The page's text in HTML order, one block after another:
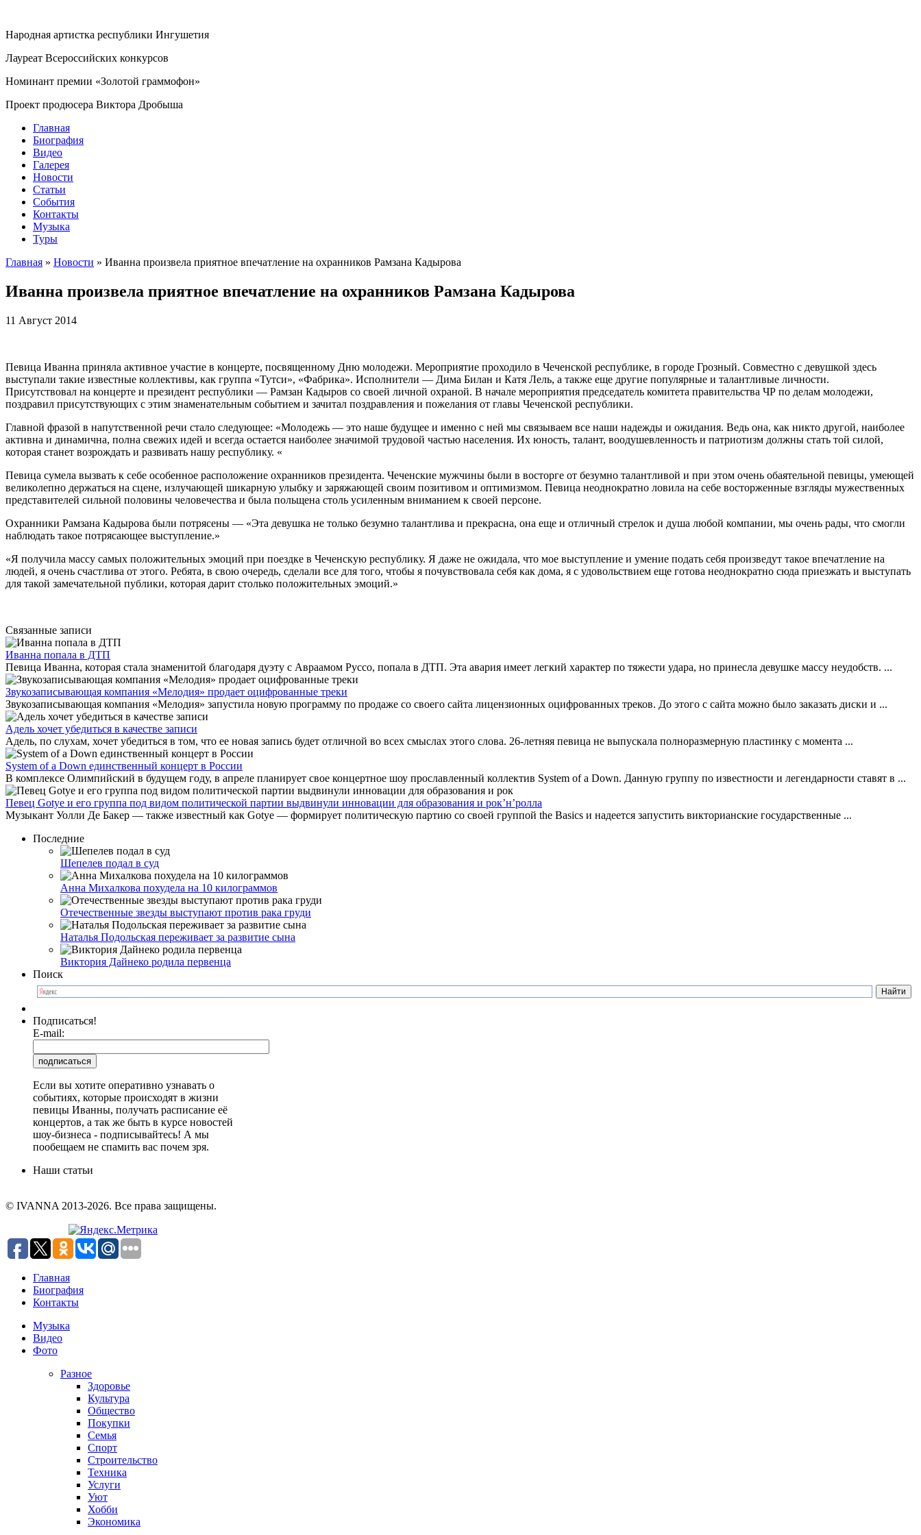
Народная артистка республики Ингушетия
Лауреат Всероссийских конкурсов
Номинант премии «Золотой граммофон»
Проект продюсера Виктора Дробыша
Главная
Биография
Видео
Галерея
Новости
Статьи
События
Контакты
Музыка
Туры
Главная » Новости » Иванна произвела приятное впечатление на охранников Рамзана Кадырова
Иванна произвела приятное впечатление на охранников Рамзана Кадырова
11 Август 2014
Певица Иванна приняла активное участие в концерте, посвященному Дню молодежи. Мероприятие проходило в Чеченской республике, в городе Грозный. Совместно с девушкой здесь
выступали такие известные коллективы, как группа «Тутси», «Фабрика». Исполнители — Дима Билан и Катя Лель, а также еще другие популярные и талантливые личности.
Присутствовал на концерте и президент республики — Рамзан Кадыров со своей личной охраной. В начале мероприятия председатель комитета правительства ЧР по делам молодежи,
поздравил присутствующих с этим знаменательным событием и зачитал поздравления и пожелания от главы Чеченской республики.
Главной фразой в напутственной речи стало следующее: «Молодежь — это наше будущее и именно с ней мы связываем все наши надежды и ожидания. Ведь она, как никто другой, наиболее
активна и динамична, полна свежих идей и всегда остается наиболее значимой трудовой частью населения. Их юность, талант, воодушевленность и патриотизм должны стать той силой,
которая станет возрождать и развивать нашу республику. «
Певица сумела вызвать к себе особенное расположение охранников президента. Чеченские мужчины были в восторге от безумно талантливой и при этом очень обаятельной певицы, умеющей
великолепно держаться на сцене, излучающей шикарную улыбку и заряжающей своим позитивом и оптимизмом. Певица неоднократно ловила на себе восторженные взгляды мужественных
представителей сильной половины человечества и была польщена столь усиленным вниманием к своей персоне.
Охранники Рамзана Кадырова были потрясены — «Эта девушка не только безумно талантлива и прекрасна, она еще и отличный стрелок и душа любой компании, мы очень рады, что смогли
наблюдать такое потрясающее выступление.»
«Я получила массу самых положительных эмоций при поездке в Чеченскую республику. Я даже не ожидала, что мое выступление и умение подать себя произведут такое впечатление на
людей, я очень счастлива от этого. Ребята, в свою очередь, сделали все для того, чтобы я почувствовала себя как дома, я с удовольствием еще готова неоднократно сюда приезжать и выступать
для такой замечательной публики, которая дарит столько положительных эмоций.»
Связанные записи
Иванна попала в ДТП
Певица Иванна, которая стала знаменитой благодаря дуэту с Авраамом Руссо, попала в ДТП. Эта авария имеет легкий характер по тяжести удара, но принесла девушке массу неудобств. ...
Звукозаписывающая компания «Мелодия» продает оцифрованные треки
Звукозаписывающая компания «Мелодия» запустила новую программу по продаже со своего сайта лицензионных оцифрованных треков. До этого с сайта можно было заказать диски и ...
Адель хочет убедиться в качестве записи
Адель, по слухам, хочет убедиться в том, что ее новая запись будет отличной во всех смыслах этого слова. 26-летняя певица не выпускала полноразмерную пластинку с момента ...
System of a Down единственный концерт в России
В комплексе Олимпийский в будущем году, в апреле планирует свое концертное шоу прославленный коллектив System of a Down. Данную группу по известности и легендарности ставят в ...
Певец Gotye и его группа под видом политической партии выдвинули инновации для образования и рок’н’ролла
Музыкант Уолли Де Бакер — также известный как Gotye — формирует политическую партию со своей группой the Basics и надеется запустить викторианские государственные ...
Последние
Шепелев подал в суд
Анна Михалкова похудела на 10 килограммов
Отечественные звезды выступают против рака груди
Наталья Подольская переживает за развитие сына
Виктория Дайнеко родила первенца
Поиск
Подписаться!
E-mail:
Если вы хотите оперативно узнавать о
событиях, которые происходят в жизни
певицы Иванны, получать расписание её
концертов, а так же быть в курсе новостей
шоу-бизнеса - подписывайтесь! А мы
пообещаем не спамить вас почем зря.
Наши статьи
© IVANNA 2013-2026. Все права защищены.
Главная
Биография
Контакты
Музыка
Видео
Фото
Разное
Здоровье
Культура
Общество
Покупки
Семья
Спорт
Строительство
Техника
Услуги
Уют
Хобби
Экономика